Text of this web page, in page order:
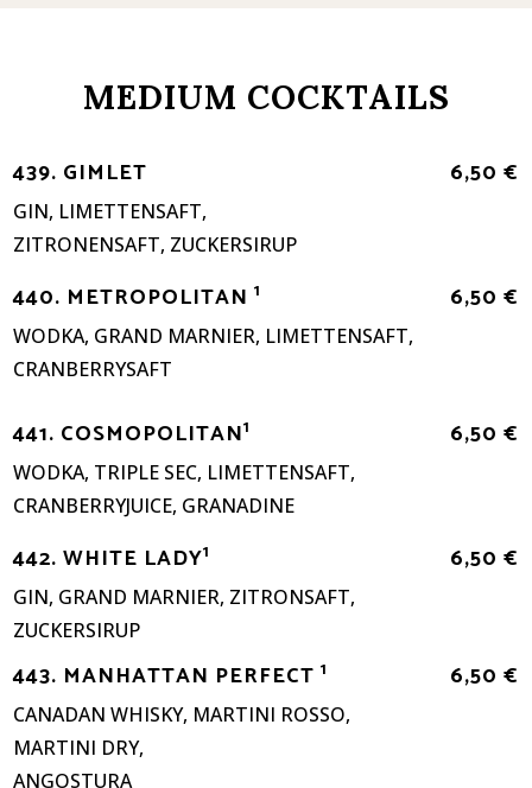
MEDIUM COCKTAILS
439. GIMLET
GIN, LIMETTENSAFT,
ZITRONENSAFT, ZUCKERSIRUP
6,50 €
440. METROPOLITAN1
WODKA, GRAND MARNIER, LIMETTENSAFT,
CRANBERRYSAFT
6,50 €
441. COSMOPOLITAN1
WODKA, TRIPLE SEC, LIMETTENSAFT,
CRANBERRYJUICE, GRANADINE
6,50 €
442. WHITE LADY1
GIN, GRAND MARNIER, ZITRONSAFT,
ZUCKERSIRUP
6,50 €
443. MANHATTAN PERFECT1
CANADAN WHISKY, MARTINI ROSSO,
MARTINI DRY,
ANGOSTURA
6,50 €